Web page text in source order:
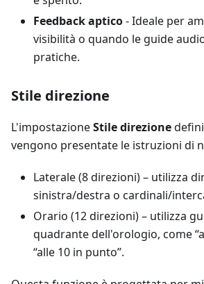
Feedback aptico- Ideale per
visibilità o quando le guide
pratiche.
Stile direzione
L'impostazioneStile direzione
vengono presentate le istruzioni di
Laterale (8 direzioni) – utilizza
sinistra/destra o cardinali/
Orario (12 direzioni) – utilizza
quadrante dell'orologio, come
“alle 10 in punto”.